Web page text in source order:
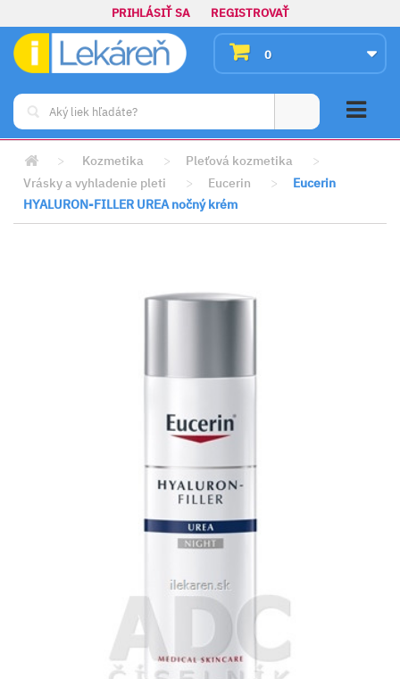
PRIHLÁSIŤ SA REGISTROVAŤ
0
> Kozmetika > Pleťová kozmetika
>
Vrásky a vyhladenie pleti
> Eucerin >
Eucerin
HYALURON-FILLER UREA nočný krém